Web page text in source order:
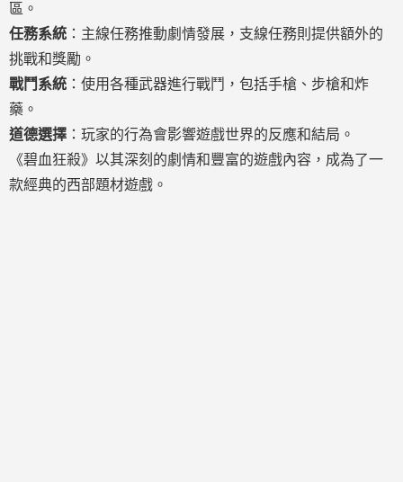
區。
任務系統 ：主線任務推動劇情發展，支線任務則提供額外的
挑戰和獎勵。
戰鬥系統 ：使用各種武器進行戰鬥，包括手槍、步槍和炸
藥。
道德選擇 ：玩家的行為會影響遊戲世界的反應和結局。
《碧血狂殺》以其深刻的劇情和豐富的遊戲內容，成為了一
款經典的西部題材遊戲。